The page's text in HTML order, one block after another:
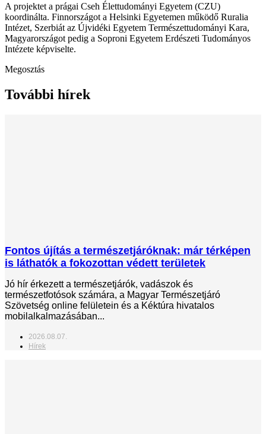
A projektet a prágai Cseh Élettudományi Egyetem (CZU)
koordinálta. Finnországot a Helsinki Egyetemen működő Ruralia
Intézet, Szerbiát az Újvidéki Egyetem Természettudományi Kara,
Magyarországot pedig a Soproni Egyetem Erdészeti Tudományos
Intézete képviselte.
Megosztás
További hírek
Fontos újítás a természetjáróknak: már térképen
is láthatók a fokozottan védett területek
Jó hír érkezett a természetjárók, vadászok és
természetfotósok számára, a Magyar Természetjáró
Szövetség online felületein és a Kéktúra hivatalos
mobilalkalmazásában...
2026.08.07.
Hírek